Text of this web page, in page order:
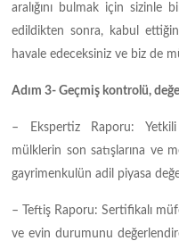
aralığını bulmak için sizinle
edildikten sonra, kabul
havale edeceksiniz ve biz de
Adım 3- Geçmiş kontrolü,
– Ekspertiz Raporu:
mülklerin son satışlarına ve
gayrimenkulün adil piyasa
– Teftiş Raporu: Sertifikalı
ve evin durumunu